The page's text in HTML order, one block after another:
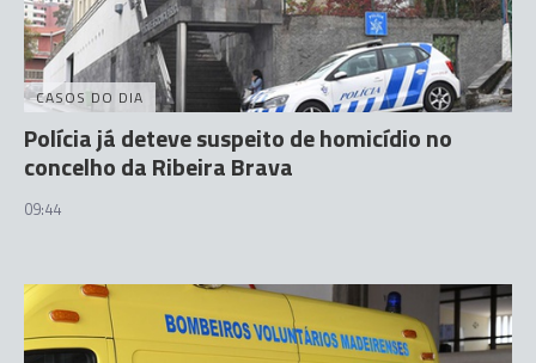
CASOS DO DIA
Polícia já deteve suspeito de homicídio no
concelho da Ribeira Brava
09:44